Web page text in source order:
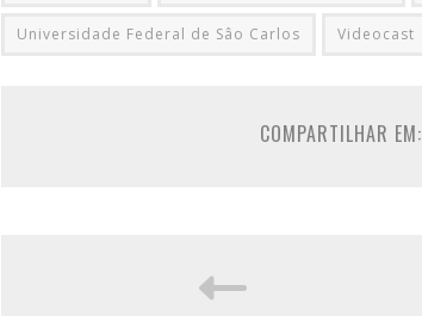
Universidade Federal de Sâo Carlos Videocast
COMPARTILHAR EM: